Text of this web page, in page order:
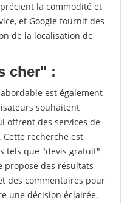
la commodité et
et Google fournit des
de la localisation de
cher" :
est également
souhaitent
offrent des services de
recherche est
tels que "devis gratuit"
propose des résultats
des commentaires pour
une décision éclairée.